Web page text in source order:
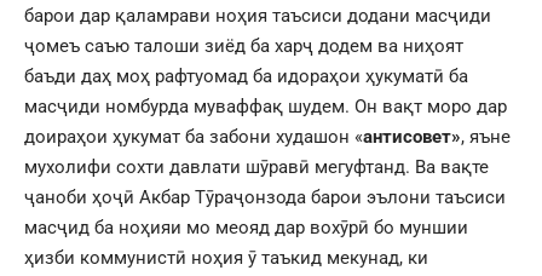
барои дар қаламрави ноҳия таъсиси додани масҷиди
ҷомеъ саъю талоши зиёд ба харҷ додем ва ниҳоят
баъди даҳ моҳ рафтуомад ба идораҳои ҳукуматӣ ба
масҷиди номбурда муваффақ шудем. Он вақт моро дар
доираҳои ҳукумат ба забони худашон «антисовет», яъне
мухолифи сохти давлати шӯравӣ мегуфтанд. Ва вақте
ҷаноби ҳоҷӣ Акбар Тӯраҷонзода барои эълони таъсиси
масҷид ба ноҳияи мо меояд дар вохӯрӣ бо муншии
ҳизби коммунистӣ ноҳия ӯ таъкид мекунад, ки